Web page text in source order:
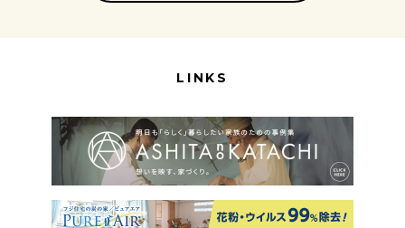
LINKS